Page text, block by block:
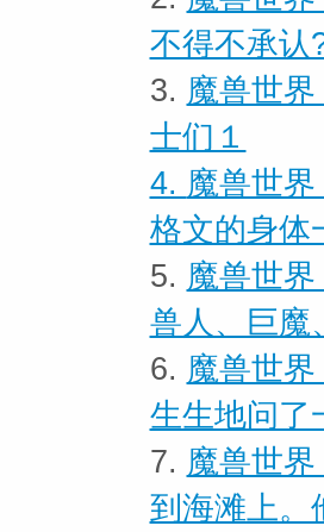
不得不承认
3. 魔兽世
士们１
4. 魔兽世
格文的身体
5. 魔兽世
兽人、巨魔
6. 魔兽世
生生地问了
7. 魔兽世
到海滩上。